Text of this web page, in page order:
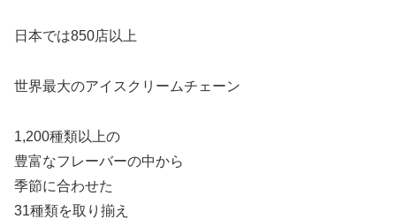
日本では850店以上
世界最大のアイスクリームチェーン
1,200種類以上の
豊富なフレーバーの中から
季節に合わせた
31種類を取り揃え